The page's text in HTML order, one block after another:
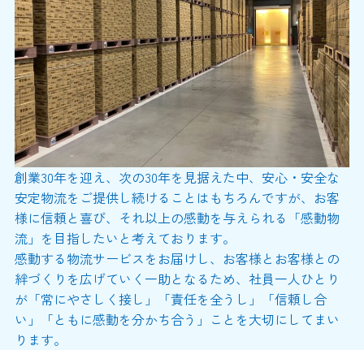
創業30年を迎え、次の30年を見据えた中、安心・安全な
安定物流をご提供し続けることはもちろんですが、お客
様に信頼と喜び、それ以上の感動を与えられる「感動物
流」を目指したいと考えております。
感動する物流サービスをお届けし、お客様とお客様との
絆づくりを広げていく一助となるため、社員一人ひとり
が「常にやさしく接し」「責任を全うし」「信頼し合
い」「ともに感動を分かち合う」ことを大切にしてまい
ります。